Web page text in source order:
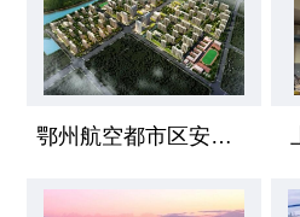
鄂州航空都市区安置小区